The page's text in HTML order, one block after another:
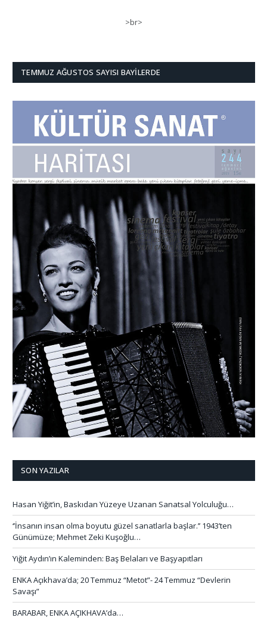
>br>
TEMMUZ AĞUSTOS SAYISI BAYILERDE
SON YAZILAR
Hasan Yiğit’in, Baskıdan Yüzeye Uzanan Sanatsal Yolculuğu…
‘’İnsanın insan olma boyutu güzel sanatlarla başlar.’’ 1943’ten
Günümüze; Mehmet Zeki Kuşoğlu…
Yiğit Aydın’ın Kaleminden: Baş Belaları ve Başyapıtları
ENKA Açıkhava’da; 20 Temmuz “Metot”- 24 Temmuz “Devlerin
Savaşı”
BARABAR, ENKA AÇIKHAVA’da…